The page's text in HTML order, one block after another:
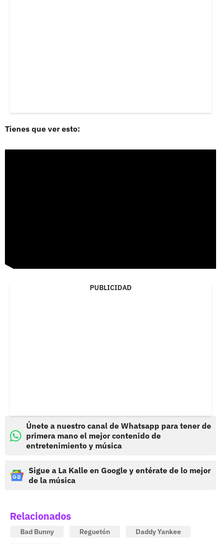
Tienes que ver esto:
PUBLICIDAD
Únete a nuestro canal de Whatsapp para tener de
primera mano el mejor contenido de
entretenimiento y música
Sigue a La Kalle en Google y entérate de lo mejor
de la música
Relacionados
Bad Bunny Reguetón
Daddy Yankee